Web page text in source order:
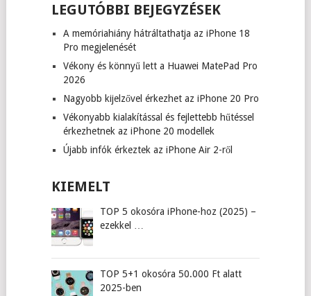
LEGUTÓBBI BEJEGYZÉSEK
A memóriahiány hátráltathatja az iPhone 18
Pro megjelenését
Vékony és könnyű lett a Huawei MatePad Pro
2026
Nagyobb kijelzővel érkezhet az iPhone 20 Pro
Vékonyabb kialakítással és fejlettebb hűtéssel
érkezhetnek az iPhone 20 modellek
Újabb infók érkeztek az iPhone Air 2-ről
KIEMELT
TOP 5 okosóra iPhone-hoz (2025) –
ezekkel …
TOP 5+1 okosóra 50.000 Ft alatt
2025-ben